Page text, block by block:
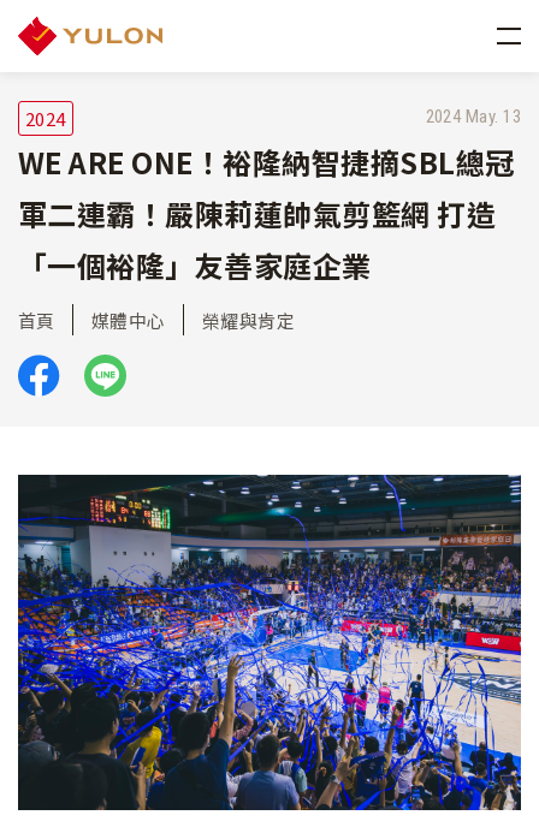
2024 2024 May. 13
WE ARE ONE！裕隆納智捷摘SBL總冠
軍二連霸！嚴陳莉蓮帥氣剪籃網 打造
「一個裕隆」友善家庭企業
首頁 媒體中心 榮耀與肯定